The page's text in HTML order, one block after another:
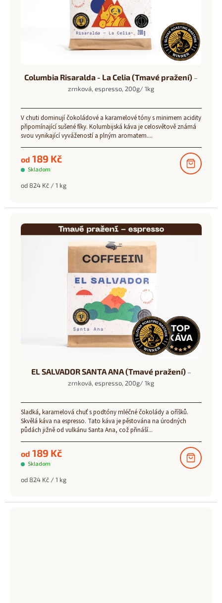
Columbia Risaralda - La Celia (Tmavé pražení) –
zrnková, espresso, 200g/ 1kg
Skladom
od 189 Kč
Měrná
od 824 Kč / 1 kg
V chuti dominují čokoládové a karamelové tóny s minimem acidity
připomínající sušené fíky. Kolumbijská káva je celosvětově známá
svou vynikající vyvážeností a plným aromatem....
EL SALVADOR SANTA ANA (Tmavé pražení) –
zrnková, espresso, 200g/ 1kg
Skladom
od 189 Kč
Měrná
od 824 Kč / 1 kg
Sladká, karamelová chuť s podtóny mléčné čokolády a oříšků.
Skvělá káva na espresso. Tato káva je pěstována na úrodných
půdách jižně od vulkánu Santa Ana, což přináší...